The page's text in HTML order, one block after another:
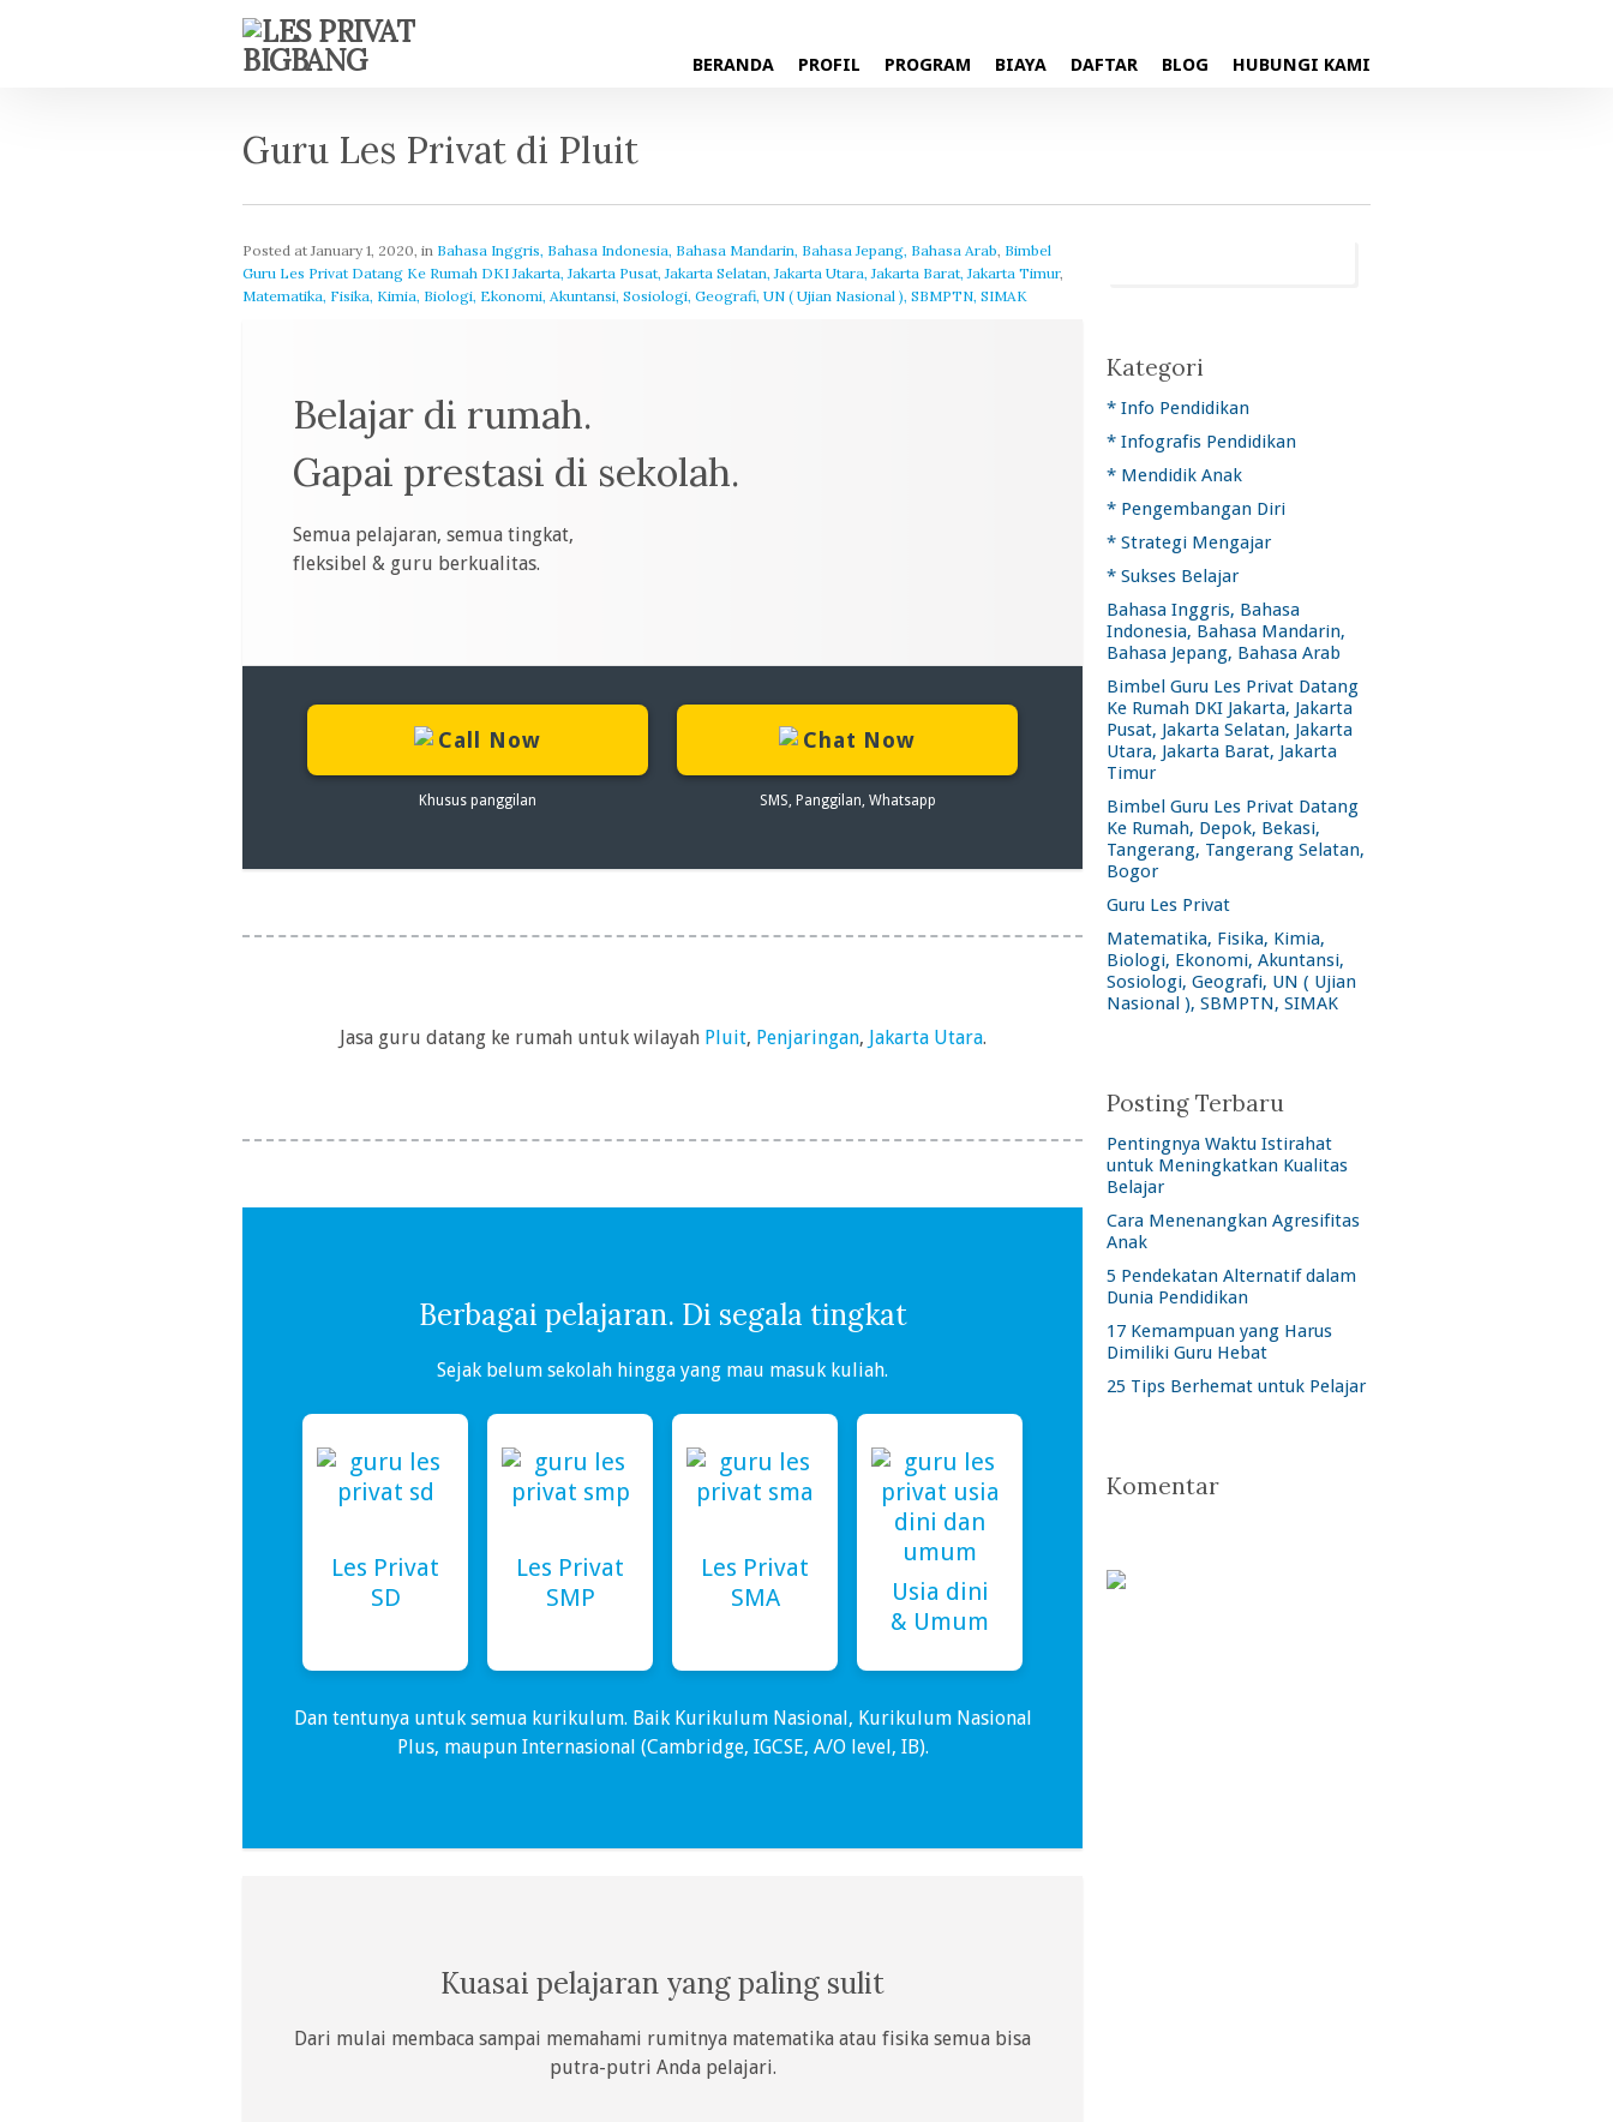
BERANDA PROFIL PROGRAM BIAYA DAFTAR BLOG HUBUNGI KAMI
Guru Les Privat di Pluit
Posted atJanuary 1, 2020, in Bahasa Inggris, Bahasa Indonesia, Bahasa Mandarin, Bahasa Jepang, Bahasa Arab, Bimbel
Guru Les Privat Datang Ke Rumah DKI Jakarta, Jakarta Pusat, Jakarta Selatan, Jakarta Utara, Jakarta Barat, Jakarta Timur,
Matematika, Fisika, Kimia, Biologi, Ekonomi, Akuntansi, Sosiologi, Geografi, UN ( Ujian Nasional ), SBMPTN, SIMAK
Belajar di rumah.
Gapai prestasi di sekolah.
Semua pelajaran, semua tingkat,
fleksibel & guru berkualitas.
Call Now
Khusus panggilan
Chat Now
SMS, Panggilan, Whatsapp
Jasa guru datang ke rumah untuk wilayah Pluit, Penjaringan, Jakarta Utara.
Berbagai pelajaran. Di segala tingkat
Sejak belum sekolah hingga yang mau masuk kuliah.
Les Privat
SD
Les Privat
SMP
Les Privat
SMA
Usia dini
& Umum
Dan tentunya untuk semua kurikulum. Baik Kurikulum Nasional, Kurikulum Nasional
Plus, maupun Internasional (Cambridge, IGCSE, A/O level, IB).
Kuasai pelajaran yang paling sulit
Dari mulai membaca sampai memahami rumitnya matematika atau fisika semua bisa
putra-putri Anda pelajari.
Kategori
* Info Pendidikan
* Infografis Pendidikan
* Mendidik Anak
* Pengembangan Diri
* Strategi Mengajar
* Sukses Belajar
Bahasa Inggris, Bahasa
Indonesia, Bahasa Mandarin,
Bahasa Jepang, Bahasa Arab
Bimbel Guru Les Privat Datang
Ke Rumah DKI Jakarta, Jakarta
Pusat, Jakarta Selatan, Jakarta
Utara, Jakarta Barat, Jakarta
Timur
Bimbel Guru Les Privat Datang
Ke Rumah, Depok, Bekasi,
Tangerang, Tangerang Selatan,
Bogor
Guru Les Privat
Matematika, Fisika, Kimia,
Biologi, Ekonomi, Akuntansi,
Sosiologi, Geografi, UN ( Ujian
Nasional ), SBMPTN, SIMAK
Posting Terbaru
Pentingnya Waktu Istirahat
untuk Meningkatkan Kualitas
Belajar
Cara Menenangkan Agresifitas
Anak
5 Pendekatan Alternatif dalam
Dunia Pendidikan
17 Kemampuan yang Harus
Dimiliki Guru Hebat
25 Tips Berhemat untuk Pelajar
Komentar